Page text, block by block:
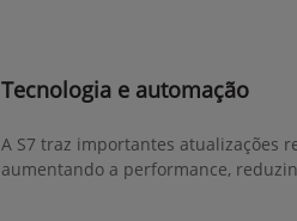
Tecnologia e automação
A S7 traz importantes atualizações
aumentando a performance,